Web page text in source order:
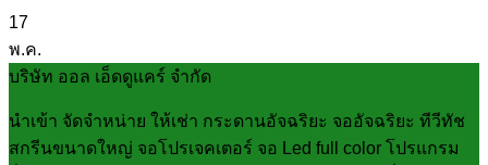
17
พ.ค.
บริษัท ออล เอ็ดดูแคร์ จำกัด
นำเข้า จัดจำหน่าย ให้เช่า กระดานอัจฉริยะ จออัจฉริยะ ทีวีทัช
สกรีนขนาดใหญ่ จอโปรเจคเตอร์ จอ Led full color โปรแกรม